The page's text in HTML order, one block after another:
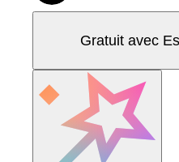
Gratuit avec